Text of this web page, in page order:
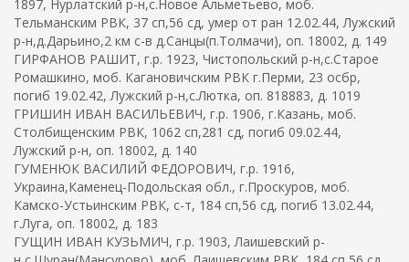
1897, Нурлатский р-н,с.Новое Альметьево, моб.
Тельманским РВК, 37 сп,56 сд, умер от ран 12.02.44, Лужский
р-н,д.Дарьино,2 км с-в д.Санцы(п.Толмачи), оп. 18002, д. 149
ГИРФАНОВ РАШИТ, г.р. 1923, Чистопольский р-н,с.Старое
Ромашкино, моб. Кагановичским РВК г.Перми, 23 осбр,
погиб 19.02.42, Лужский р-н,с.Лютка, оп. 818883, д. 1019
ГРИШИН ИВАН ВАСИЛЬЕВИЧ, г.р. 1906, г.Казань, моб.
Столбищенским РВК, 1062 сп,281 сд, погиб 09.02.44,
Лужский р-н, оп. 18002, д. 140
ГУМЕНЮК ВАСИЛИЙ ФЕДОРОВИЧ, г.р. 1916,
Украина,Каменец-Подольская обл., г.Проскуров, моб.
Камско-Устьинским РВК, с-т, 184 сп,56 сд, погиб 13.02.44,
г.Луга, оп. 18002, д. 183
ГУЩИН ИВАН КУЗЬМИЧ, г.р. 1903, Лаишевский р-